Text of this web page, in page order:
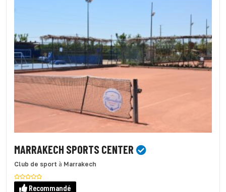
MARRAKECH SPORTS CENTER
Club de sport à Marrakech
Recommandé